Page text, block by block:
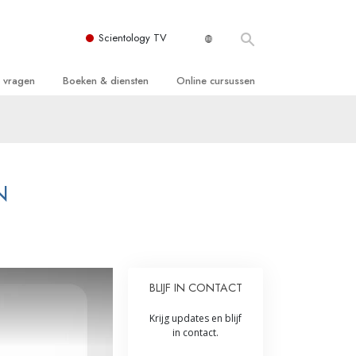
Scientology TV
van Scientology
Boeken & diensten Online cursussen
Integriteit en EerlijkheidBLIJF IN CONTACT
Krijg updates en blijf
in contact.